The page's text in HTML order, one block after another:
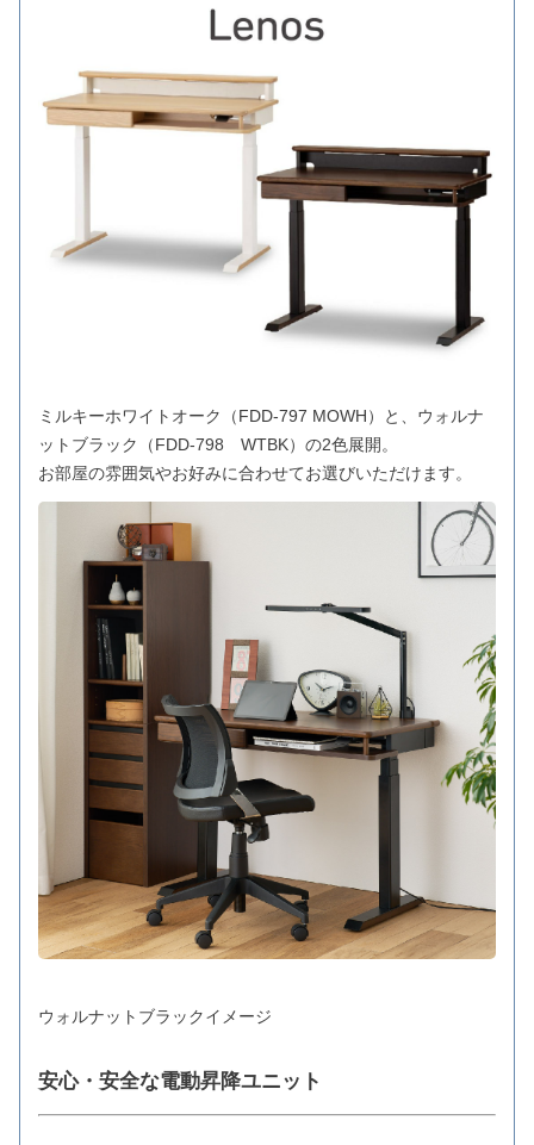
ミルキーホワイトオーク（FDD-797 MOWH）と、ウォルナ
ットブラック（FDD-798 WTBK）の2色展開。
お部屋の雰囲気やお好みに合わせてお選びいただけます。
ウォルナットブラックイメージ
安心・安全な電動昇降ユニット